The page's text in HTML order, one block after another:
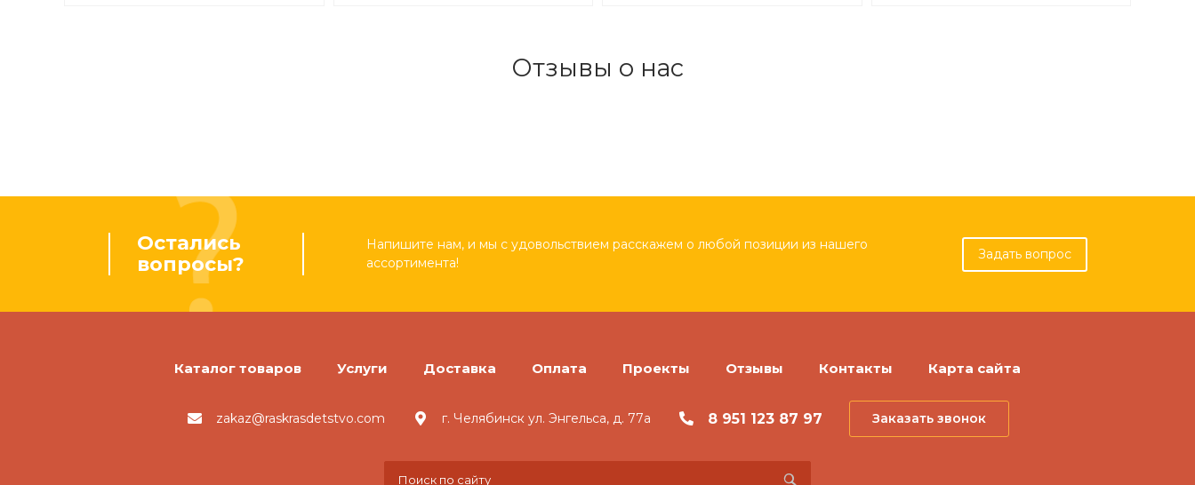
Отзывы о нас
Остались
вопросы?
Напишите нам, и мы с удовольствием расскажем о любой позиции из нашего
ассортимента!
Задать вопрос
Каталог товаров Услуги Доставка Оплата Проекты Отзывы Контакты Карта сайта
zakaz@raskrasdetstvo.com г. Челябинск ул. Энгельса, д. 77а 8 951 123 87 97 Заказать звонок